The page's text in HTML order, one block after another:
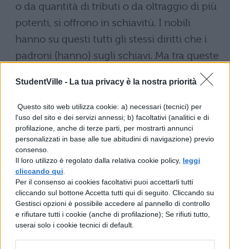
StudentVille - La tua privacy è la nostra priorità
Questo sito web utilizza cookie: a) necessari (tecnici) per
l'uso del sito e dei servizi annessi; b) facoltativi (analitici e di
profilazione, anche di terze parti, per mostrarti annunci
personalizzati in base alle tue abitudini di navigazione) previo
consenso.
Il loro utilizzo è regolato dalla relativa cookie policy, leggi
cliccando qui
Per il consenso ai cookies facoltativi puoi accettarli tutti
cliccando sul bottone Accetta tutti qui di seguito. Cliccando su
Gestisci opzioni è possibile accedere al pannello di controllo
e rifiutare tutti i cookie (anche di profilazione); Se rifiuti tutto,
userai solo i cookie tecnici di default.
o da quantità di tributi o da oltraggio di più
potenti, si offrono in schiavitù. I nobili
hanno su questi tutti gli stessi diritti che i
padroni (hanno) sugli schiavi. Ma tra queste
due classi la prima è dei druidi, la seconda
dei cavalieri. Quelli intervengono nei riti
sacri, curano i sacrifici pubblici e privati,
interpretano le cose religiose. Presso questi
accorre un gran numero di giovani per
l’educazione e questi presso di loro sono in
grande onore. Infatti decidono di quasi
tutte le controversie pubbliche e private, e
se è stato commesso qualche delitto, se c’è
stata una uccisione, se la controversi è per